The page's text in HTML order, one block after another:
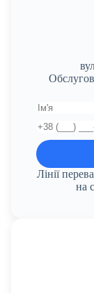
Лінії
на